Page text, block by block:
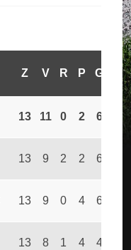
Z V R P GV
13 11 0 2 68 30
13 9 2 2 68
13 9 0 4 67
13 8 1 4 48